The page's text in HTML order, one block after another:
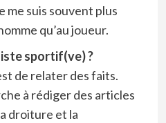
suis souvent plus
qu’au joueur.
sportif(ve) ?
de relater des faits.
à rédiger des articles
droiture et la